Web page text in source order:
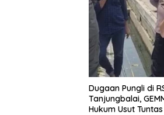
Dugaan Pungli di
Tanjungbalai,
Hukum Usut Tuntas